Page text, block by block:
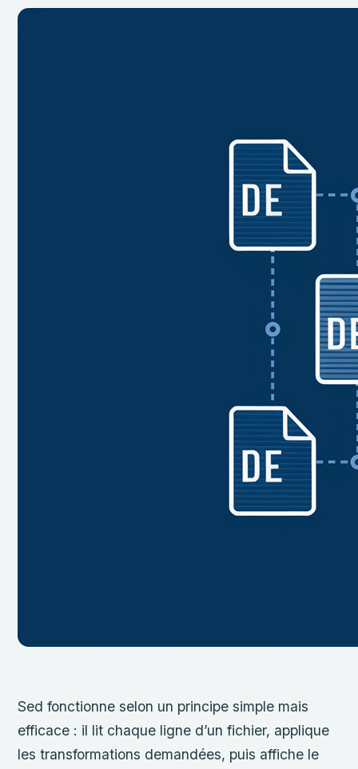
Sed fonctionne selon un principe simple mais
efficace : il lit chaque ligne d’un fichier, applique
les transformations demandées, puis affiche le